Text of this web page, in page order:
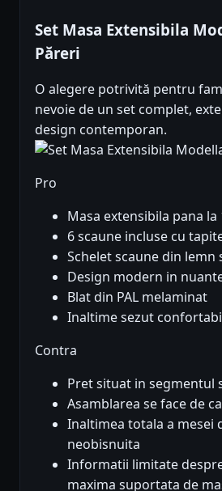
Set Masa Extensibila
Păreri
O alegere potrivită pentru
nevoie de un set complet,
design contemporan.
Pro
Masa extensibila pana la
6 scaune incluse cu
Schelet scaune din
Design modern in
Blat din PAL melaminat
Inaltime sezut
Contra
Pret situat in segmentul
Asamblarea se face de
Inaltimea totala a mesei
neobisnuita
Informatii limitate
maxima suportata de